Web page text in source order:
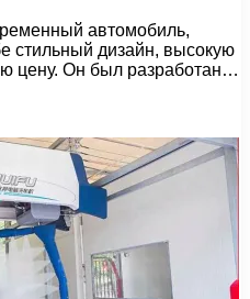
автомобиль,
стильный дизайн, высокую
цену. Он был разработан…